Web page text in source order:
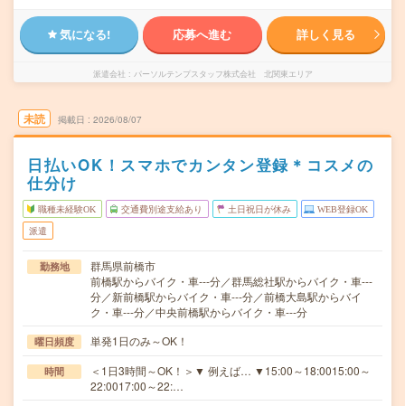
気になる! 応募へ進む 詳しく見る
派遣会社 パーソルテンプスタッフ株式会社 北関東エリア
未読 掲載日 2026/08/07
日払いOK！スマホでカンタン登録＊コスメの
仕分け
職種未経験OK 交通費別途支給あり 土日祝日が休み WEB登録OK
派遣
勤務地
群馬県前橋市
前橋駅からバイク・車---分／群馬総社駅からバイク・車---
分／新前橋駅からバイク・車---分／前橋大島駅からバイ
ク・車---分／中央前橋駅からバイク・車---分
曜日頻度 単発1日のみ～OK！
時間
＜1日3時間～OK！＞▼ 例えば… ▼15:00～18:0015:00～
22:0017:00～22:…